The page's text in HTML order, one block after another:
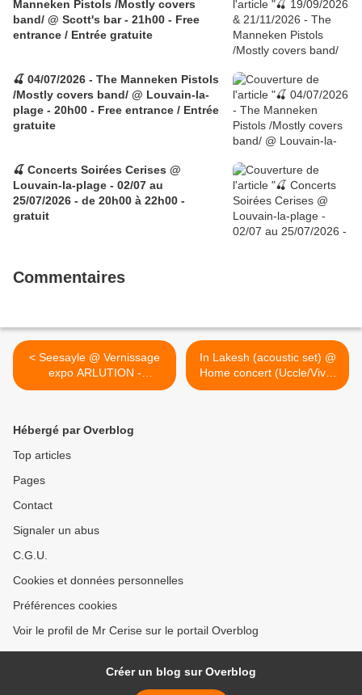
Manneken Pistols /Mostly covers
band/ @ Scott's bar - 21h00 - Free
entrance / Entrée gratuite
🍒 04/07/2026 - The Manneken Pistols
/Mostly covers band/ @ Louvain-la-
plage - 20h00 - Free entrance / Entrée
gratuite
🍒 Concerts Soirées Cerises @
Louvain-la-plage - 02/07 au
25/07/2026 - de 20h00 à 22h00 -
gratuit
Commentaires
< Seesayle @ Vernissage
expo ARLUTION -
13/12/2014
In Lakesh (acoustic set) @
Home concert (Uccle/Viver
d'Oie) - 19/12/2014 - 20h00
Hébergé par Overblog
Top articles
Pages
Contact
Signaler un abus
C.G.U.
Cookies et données personnelles
Préférences cookies
Voir le profil de Mr Cerise sur le portail Overblog
Créer un blog sur Overblog